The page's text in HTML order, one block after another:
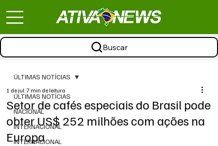
Buscar
ÚLTIMAS NOTÍCIAS
NACIONAL
INTERNACIONAL
INTERNACIONAL
ÚLTIMAS NOTÍCIAS
Setor de cafés especiais do Brasil pode
obter US$ 252 milhões com ações na
Europa
1 de jul.7 min de leitura